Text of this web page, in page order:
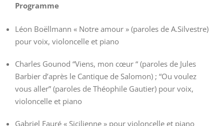
Programme
Léon Boëllmann « Notre amour » (paroles de A.Silvestre)
pour voix, violoncelle et piano
Charles Gounod “Viens, mon cœur “ (paroles de Jules
Barbier d’après le Cantique de Salomon) ; “Ou voulez
vous aller” (paroles de Théophile Gautier) pour voix,
violoncelle et piano
Gabriel Fauré « Sicilienne » pour violoncelle et piano